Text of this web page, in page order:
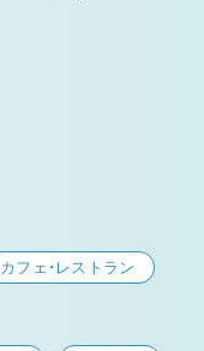
カフェ・レストラン